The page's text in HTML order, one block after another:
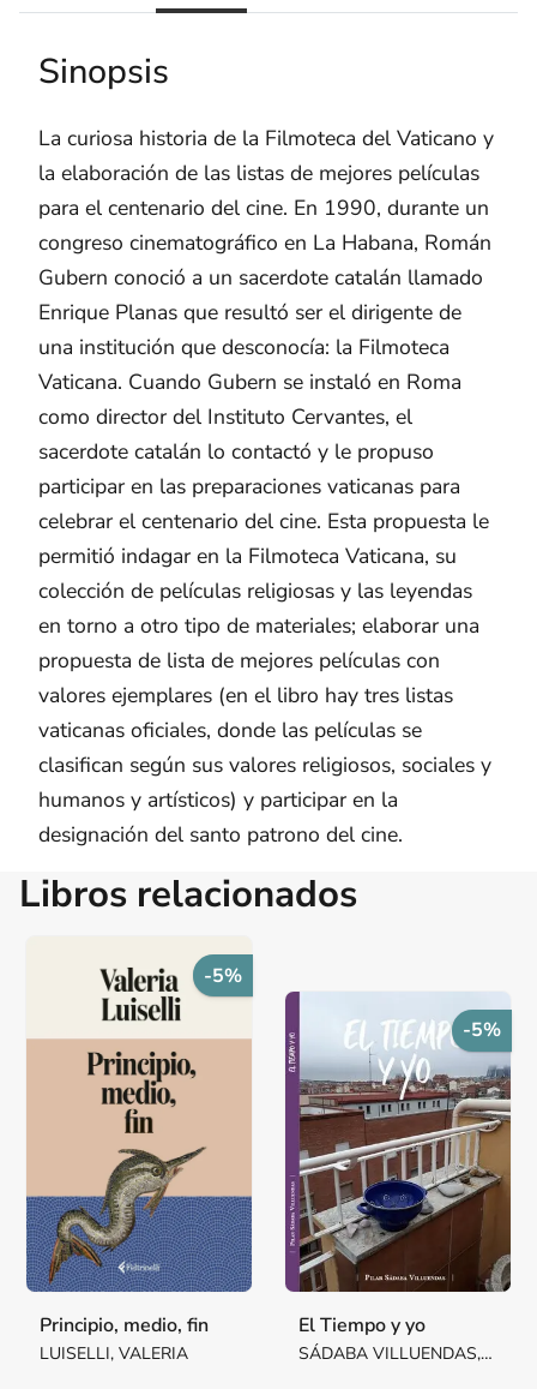
Sinopsis
La curiosa historia de la Filmoteca del Vaticano y
la elaboración de las listas de mejores películas
para el centenario del cine. En 1990, durante un
congreso cinematográfico en La Habana, Román
Gubern conoció a un sacerdote catalán llamado
Enrique Planas que resultó ser el dirigente de
una institución que desconocía: la Filmoteca
Vaticana. Cuando Gubern se instaló en Roma
como director del Instituto Cervantes, el
sacerdote catalán lo contactó y le propuso
participar en las preparaciones vaticanas para
celebrar el centenario del cine. Esta propuesta le
permitió indagar en la Filmoteca Vaticana, su
colección de películas religiosas y las leyendas
en torno a otro tipo de materiales; elaborar una
propuesta de lista de mejores películas con
valores ejemplares (en el libro hay tres listas
vaticanas oficiales, donde las películas se
clasifican según sus valores religiosos, sociales y
humanos y artísticos) y participar en la
designación del santo patrono del cine.
Libros relacionados
-5%
Principio, medio, fin
LUISELLI, VALERIA
-5%
El Tiempo y yo
SÁDABA VILLUENDAS,